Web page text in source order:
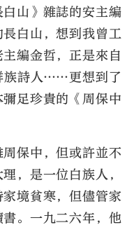
山》雜誌的安主編
白山，想到我曾工
編金哲，正是來自
族詩人……更想到了
足珍貴的《周保中
保中，但或許並不
，是一位白族人，
境貧寒，但儘管家
。一九二六年，他